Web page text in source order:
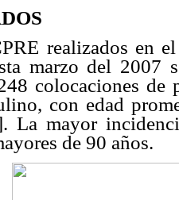
realizados en
marzo del 2007
colocaciones
con edad
La mayor
de 90 años.